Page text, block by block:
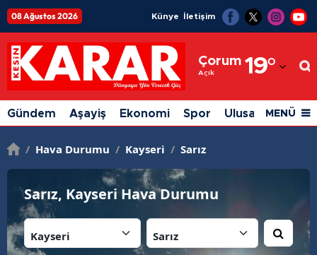
08 Ağustos 2026 Künye İletişim
Çorum
Açık 19°
Adıyaman
Afyonkarahisar
Ağrı
Antalya
Artvin
Gündem Aşayiş Ekonomi Spor Ulusal Siyaset
MENÜ
/ Hava Durumu / Kayseri / Sarız
Sarız, Kayseri Hava Durumu